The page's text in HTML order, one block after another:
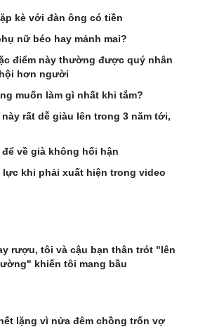
kè với đàn ông có tiền
nữ béo hay mảnh mai?
điểm này thường được quý nhân
hơn người
muốn làm gì nhất khi tắm?
rất dễ giàu lên trong 3 năm tới,
về già không hối hận
khi phải xuất hiện trong video
rượu, tôi và cậu bạn thân trót "lên
khiến tôi mang bầu
lặng vì nửa đêm chồng trốn vợ